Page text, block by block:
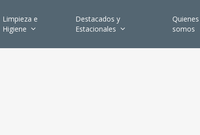
Limpieza e
Higiene
Destacados y
Estacionales
Quienes
somos